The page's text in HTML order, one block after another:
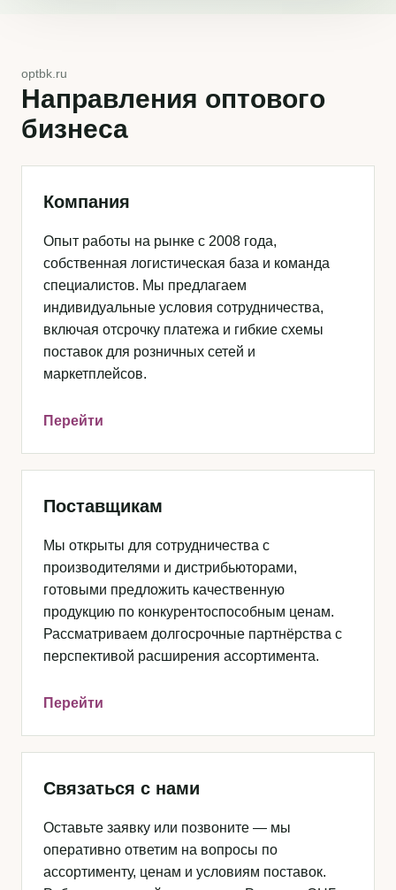
optbk.ru
Направления оптового
бизнеса
Компания
Опыт работы на рынке с 2008 года,
собственная логистическая база и команда
специалистов. Мы предлагаем
индивидуальные условия сотрудничества,
включая отсрочку платежа и гибкие схемы
поставок для розничных сетей и
маркетплейсов.
Перейти
Поставщикам
Мы открыты для сотрудничества с
производителями и дистрибьюторами,
готовыми предложить качественную
продукцию по конкурентоспособным ценам.
Рассматриваем долгосрочные партнёрства с
перспективой расширения ассортимента.
Перейти
Связаться с нами
Оставьте заявку или позвоните — мы
оперативно ответим на вопросы по
ассортименту, ценам и условиям поставок.